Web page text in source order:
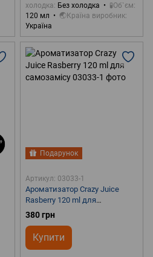
холодка Без холодка
🧪Об`єм
120 мл
🌏Країна виробник
Україна
Подарунок
Артикул: 03033-1
Ароматизатор Crazy Juice
Rasberry 120 ml для
самозамісу
380 грн
Купити